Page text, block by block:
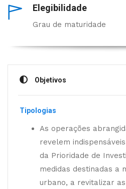
Elegibilidade
Grau de maturidade
Objetivos
Tipologias
As operações
revelem
da Prioridade de
medidas destinadas a
urbano, a revitalizar